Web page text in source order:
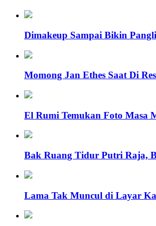
Dimakeup Sampai Bikin
Momong Jan Ethes Saat Di
El Rumi Temukan Foto Masa
Bak Ruang Tidur Putri Raja,
Lama Tak Muncul di Layar